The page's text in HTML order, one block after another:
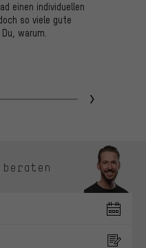
einen individuellen
so viele gute
warum.